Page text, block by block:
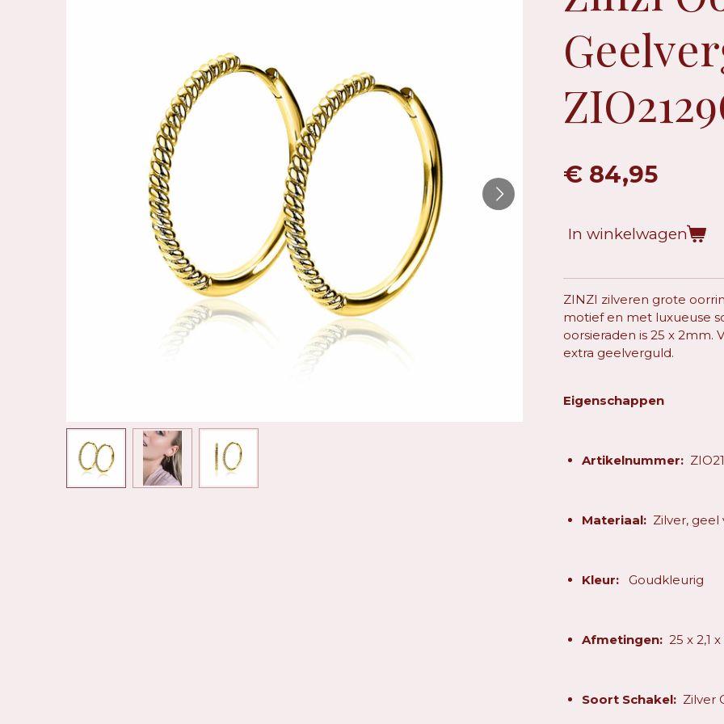
€ 84,95
In winkelwagen
ZINZI zilveren grote
motief en met luxueuse
oorsieraden is 25 x 2mm.
extra geelverguld.
Eigenschappen
Artikelnummer:
Materiaal: Zilver, geel
Kleur:Goudkleurig
Afmetingen: 25 x 2,1
Soort Schakel: Zilver